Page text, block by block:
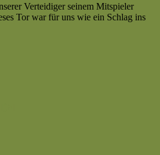
Verteidiger seinem Mitspieler
Tor war für uns wie ein Schlag ins